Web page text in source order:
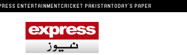
ENTERTAINMENTCRICKET PAKISTANTODAY'S PAPER